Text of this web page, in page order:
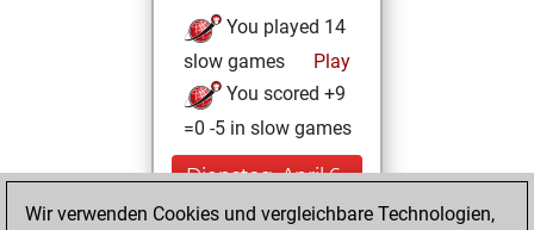
You played 14
slow games
Play
You scored +9
=0 -5 in slow games
Dienstag, April 6,
2021
Wir verwenden Cookies und vergleichbare Technologien,